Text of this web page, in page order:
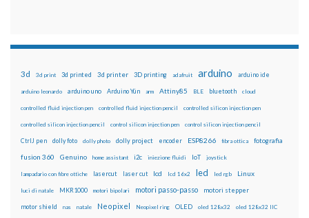
3d 3d print 3d printed 3d printer 3D printing adafruit arduino arduino ide
arduino leonardo arduino uno Arduino Yún arm Attiny85 BLE bluetooth cloud
controlled fluid injection pen controlled fluid injection pencil controlled silicon injection pen
controlled silicon injection pencil control silicon injection pen control silicon injection pencil
CtrlJ pen dolly foto dolly photo dolly project encoder ESP8266 fibra ottica fotografia
fusion 360 Genuino home assistant i2c iniezione fluidi IoT joystick
lampadario con fibre ottiche lasercut laser cut lcd lcd 16x2 led led rgb Linux
luci di natale MKR1000 motori bipolari motori passo-passo motori stepper
motor shield nas natale Neopixel Neopixel ring OLED oled 128x32 oled 128x32 IIC